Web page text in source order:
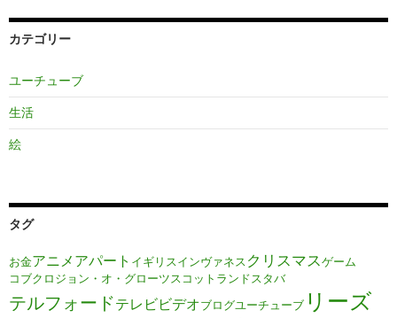
カテゴリー
ユーチューブ
生活
絵
タグ
お金アニメ アパート イギリスインヴァネスクリスマスゲーム
コブクロジョン・オ・グローツスコットランドスタバ
テルフォードテレビビデオブログユーチューブ リーズ